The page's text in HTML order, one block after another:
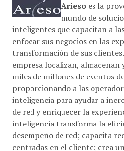
Arieso es la
mundo de
inteligentes que capacitan a
enfocar sus negocios en las
transformación de sus
empresa localizan, almacenan
miles de millones de eventos
proporcionando a las
inteligencia para ayudar a
de red y enriquecer la
inteligencia transforma la
desempeño de red; capacita
centradas en el cliente; crea